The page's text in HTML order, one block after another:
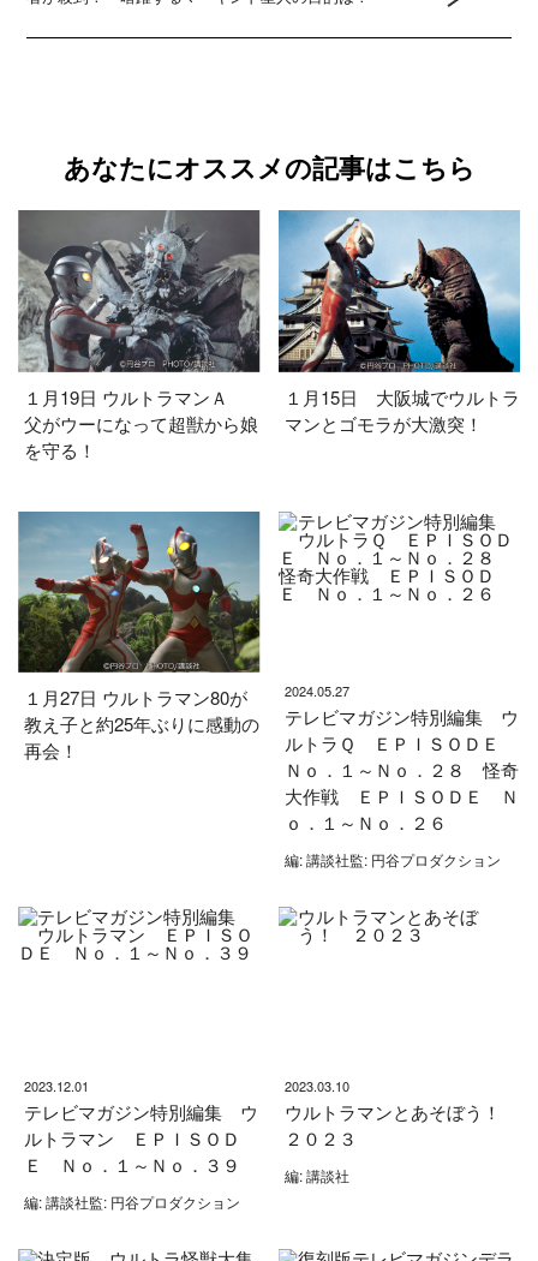
あなたにオススメの記事はこちら
１月19日 ウルトラマンＡ
父がウーになって超獣から娘
を守る！
１月15日 大阪城でウルトラ
マンとゴモラが大激突！
１月27日 ウルトラマン80が
教え子と約25年ぶりに感動の
再会！
2024.05.27
テレビマガジン特別編集 ウ
ルトラＱ ＥＰＩＳＯＤＥ
Ｎｏ．１～Ｎｏ．２８ 怪奇
大作戦 ＥＰＩＳＯＤＥ Ｎ
ｏ．１～Ｎｏ．２６
編: 講談社監: 円谷プロダクション
2023.12.01
テレビマガジン特別編集 ウ
ルトラマン ＥＰＩＳＯＤ
Ｅ Ｎｏ．１～Ｎｏ．３９
編: 講談社監: 円谷プロダクション
2023.03.10
ウルトラマンとあそぼう！
２０２３
編: 講談社